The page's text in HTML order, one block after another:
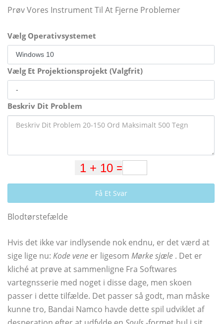
Prøv Vores Instrument Til At Fjerne Problemer
Vælg Operativsystemet
Vælg Et Projektionsprojekt (Valgfrit)
Beskriv Dit Problem
Få Et Svar
Blodtørstefælde
Hvis det ikke var indlysende nok endnu, er det værd at
sige lige nu: Kode vene er ligesom Mørke sjæle . Det er
kliché at prøve at sammenligne Fra Softwares
vartegnsserie med noget i disse dage, men skoen
passer i dette tilfælde. Det passer så godt, man måske
kunne tro, Bandai Namco havde dette spil udviklet af